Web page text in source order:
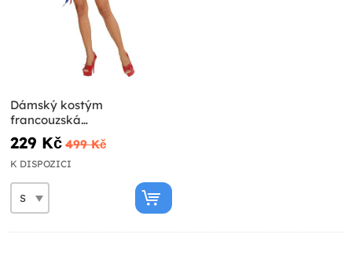
Dámský kostým
francouzská
roztleskávačka
229 Kč 499 Kč
K DISPOZICI